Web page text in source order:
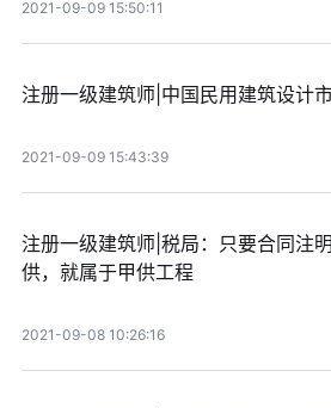
2021-09-09 15:50:11
注册一级建筑师|中国民用建筑设计
2021-09-09 15:43:39
注册一级建筑师|税局：只要合同注
供，就属于甲供工程
2021-09-08 10:26:16